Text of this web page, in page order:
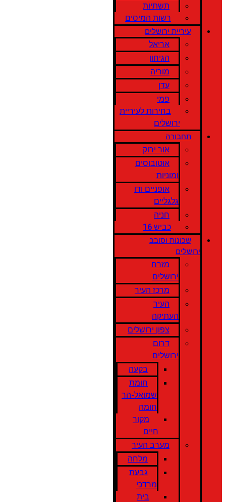
תשתיות
רשות המיסים
עיריית ירושלים
אריאל
הגיחון
מוריה
עדן
פמי
בחירות לעיריית
ירושלים
תחבורה
אור ירוק
אוטובוסים
ומוניות
אופניים ודו
גלגליים
חניה
כביש 16
שכונות וסובב
ירושלים
מזרח
ירושלים
מרכז העיר
העיר
העתיקה
צפון ירושלים
דרום
ירושלים
בקעה
חומת
שמואל-הר
חומה
מקור
חיים
מערב העיר
מלחה
גבעת
מרדכי
בית